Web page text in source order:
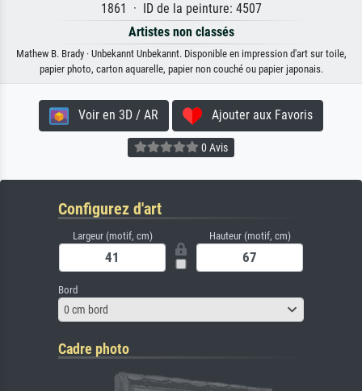
1861 · ID de la peinture: 4507
Artistes non classés
Mathew B. Brady · Unbekannt Unbekannt. Disponible en impression d'art sur toile,
papier photo, carton aquarelle, papier non couché ou papier japonais.
Voir en 3D / AR Ajouter aux Favoris
0 Avis
Configurez d'art
Largeur (motif, cm) Hauteur (motif, cm)
Bord
0 cm bord
Cadre photo